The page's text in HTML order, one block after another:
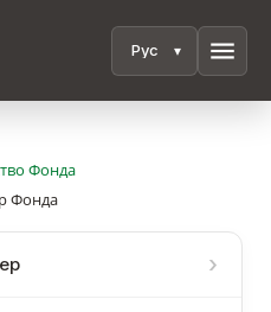
menu
Фонда
Фонда